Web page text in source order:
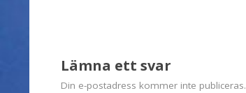
Lämna ett svar
Din e-postadress kommer inte publiceras.